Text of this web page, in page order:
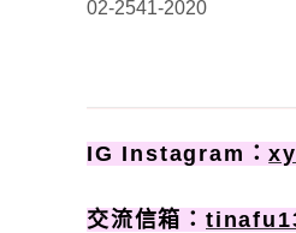
02-2541-2020
IG Instagram：
交流信箱：